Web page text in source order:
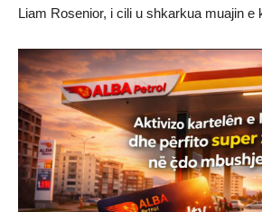
Liam Rosenior, i cili u shkarkua muajin e